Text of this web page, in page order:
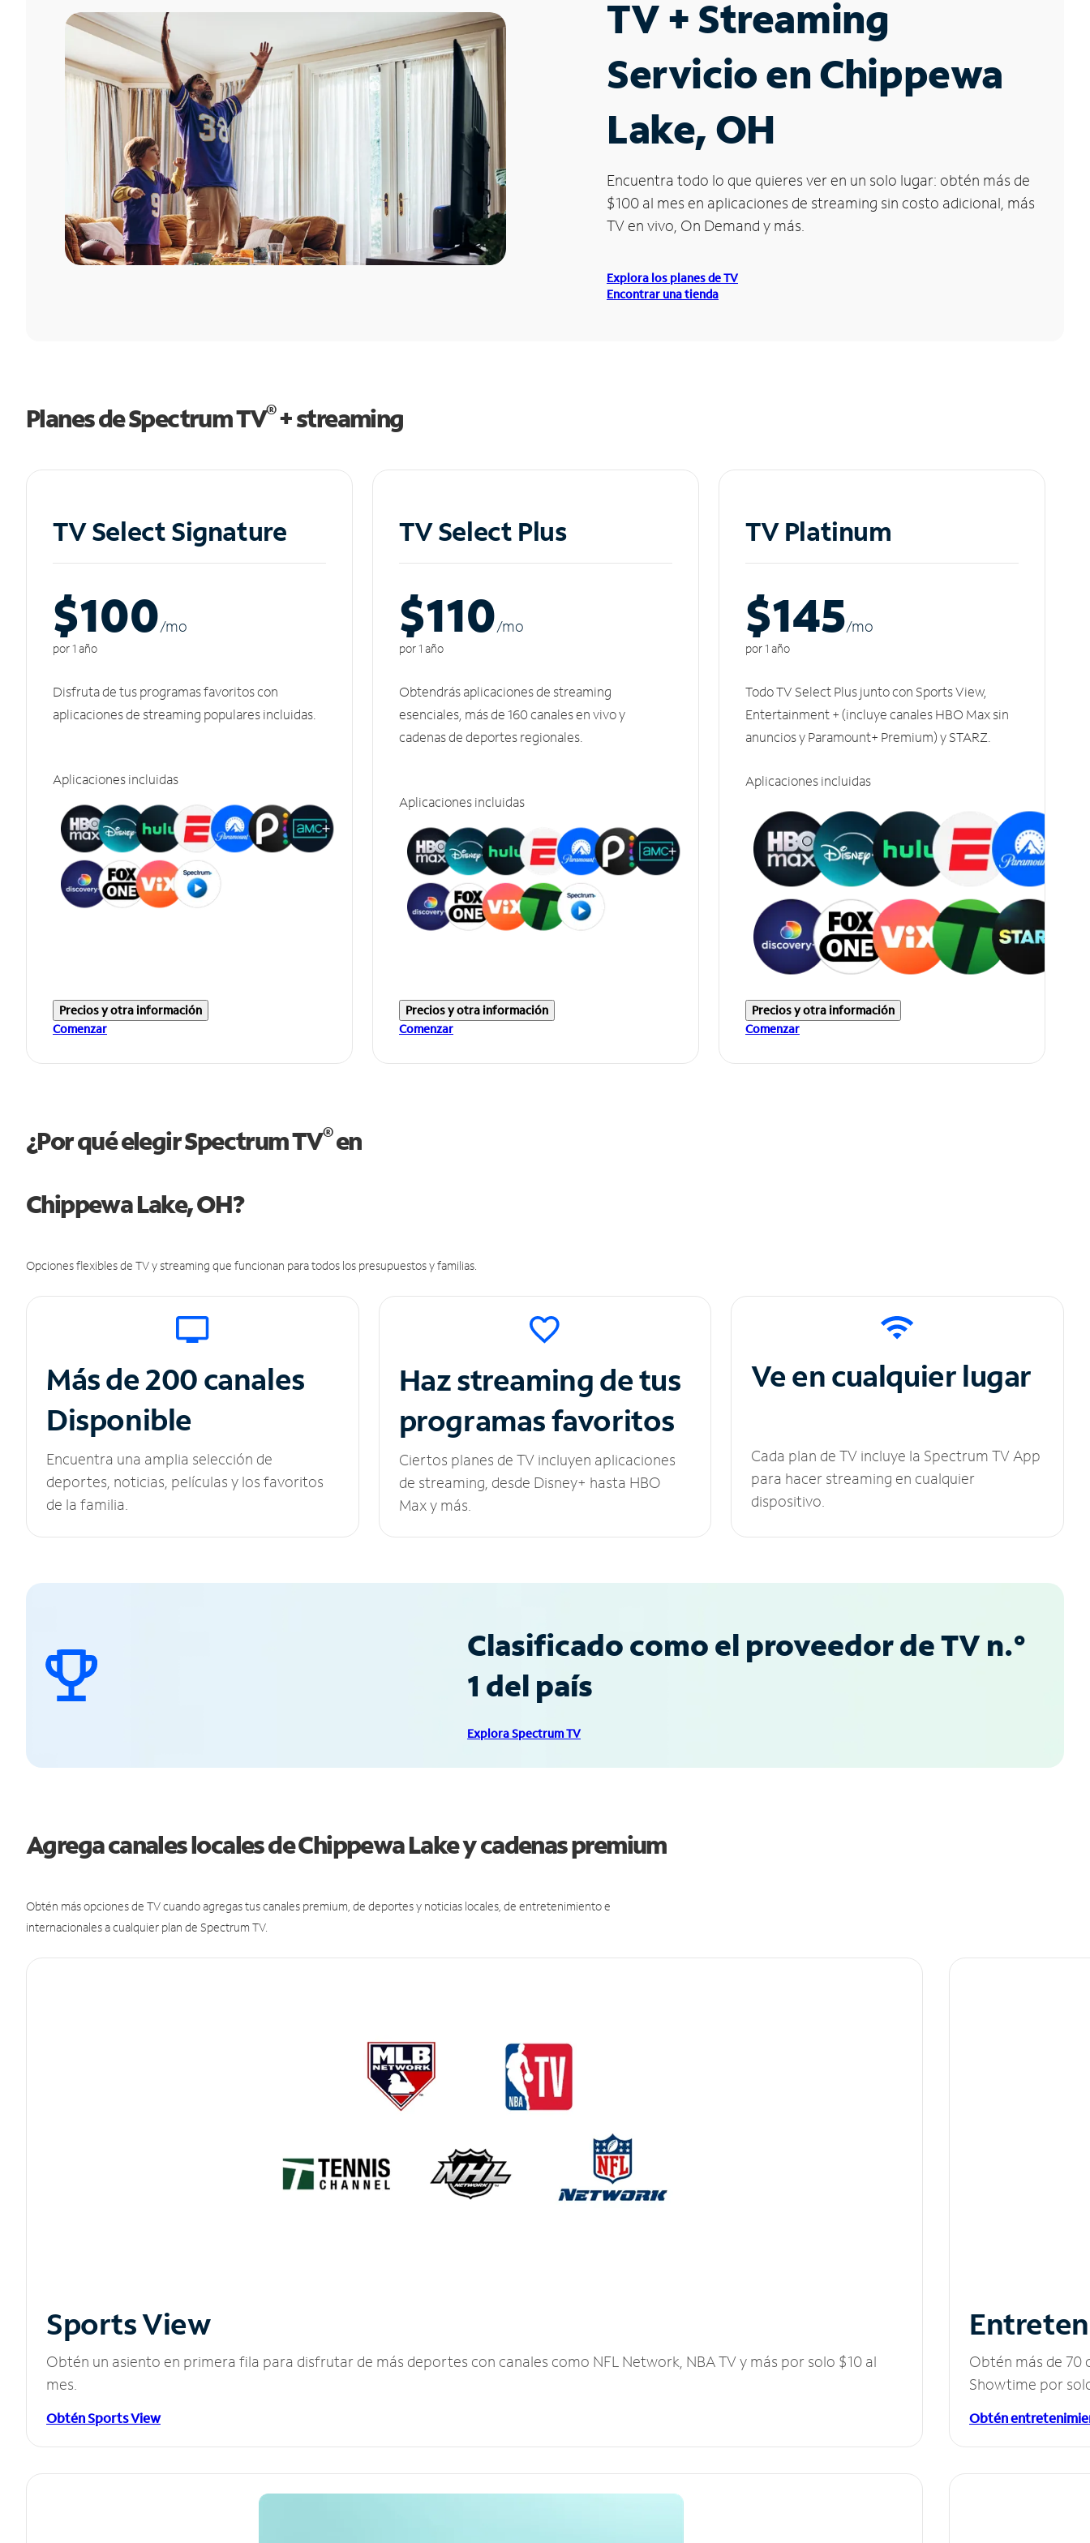
TV + Streaming
Servicio en Chippewa
Lake, OH
Encuentra todo lo que quieres ver en un solo lugar: obtén más de
$100 al mes en aplicaciones de streaming sin costo adicional, más
TV en vivo, On Demand y más.
Explora los planes de TV
Encontrar una tienda
Planes de Spectrum TV®+ streaming
TV Select Signature
$100/mo
por 1 año
Disfruta de tus programas favoritos con
aplicaciones de streaming populares incluidas.
Aplicaciones incluidas
Precios y otra información
Comenzar
TV Select Plus
$110/mo
por 1 año
Obtendrás aplicaciones de streaming
esenciales, más de 160 canales en vivo y
cadenas de deportes regionales.
Aplicaciones incluidas
Precios y otra información
Comenzar
TV Platinum
$145/mo
por 1 año
Todo TV Select Plus junto con Sports View,
Entertainment + (incluye canales HBO Max sin
anuncios y Paramount+ Premium) y STARZ.
Aplicaciones incluidas
Precios y otra información
Comenzar
¿Por qué elegir Spectrum TV®en
Chippewa Lake, OH?
Opciones flexibles de TV y streaming que funcionan para todos los presupuestos y familias.
Más de 200 canales
Disponible
Encuentra una amplia selección de
deportes, noticias, películas y los favoritos
de la familia.
Haz streaming de tus
programas favoritos
Ciertos planes de TV incluyen aplicaciones
de streaming, desde Disney+ hasta HBO
Max y más.
Ve en cualquier lugar
Cada plan de TV incluye la Spectrum TV App
para hacer streaming en cualquier
dispositivo.
Clasificado como el proveedor de TV n.°
1 del país
Explora Spectrum TV
Agrega canales locales de Chippewa Lake y cadenas premium
Obtén más opciones de TV cuando agregas tus canales premium, de deportes y noticias locales, de entretenimiento e
internacionales a cualquier plan de Spectrum TV.
Sports View
Obtén un asiento en primera fila para disfrutar de más deportes con canales como NFL Network, NBA TV y más por solo $10 al
mes.
Obtén Sports View
Obtén más de 70
Showtime por
Obtén